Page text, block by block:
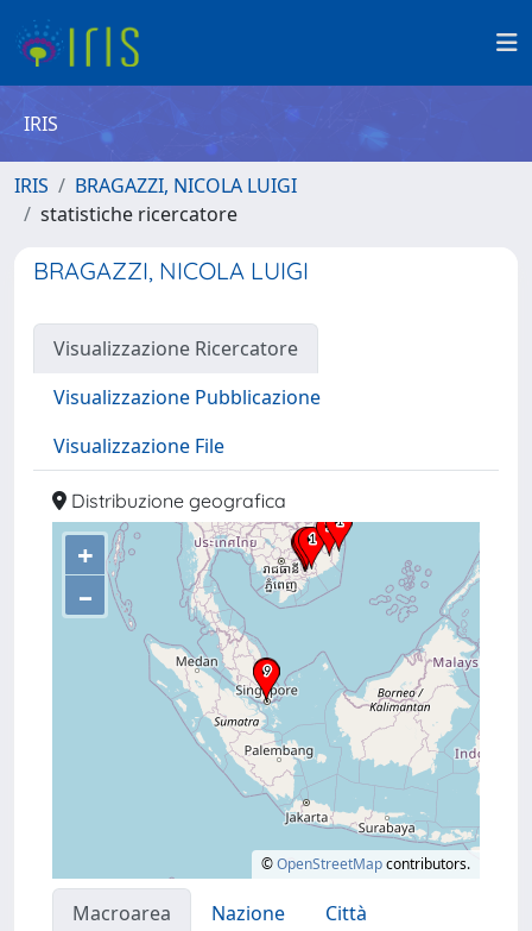
IRIS
IRIS
BRAGAZZI, NICOLA LUIGI
statistiche ricercatore
BRAGAZZI, NICOLA LUIGI
Visualizzazione Ricercatore
Visualizzazione Pubblicazione
Visualizzazione File
Distribuzione geografica
+
–
©OpenStreetMapcontributors.
Macroarea Nazione
Città